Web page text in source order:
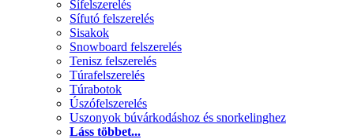
Sífelszerelés
Sífutó felszerelés
Sisakok
Snowboard felszerelés
Tenisz felszerelés
Túrafelszerelés
Túrabotok
Úszófelszerelés
Uszonyok búvárkodáshoz és snorkelinghez
Láss többet...